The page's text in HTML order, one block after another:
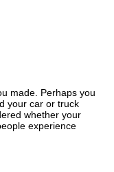
made. Perhaps you
your car or truck
whether your
experience